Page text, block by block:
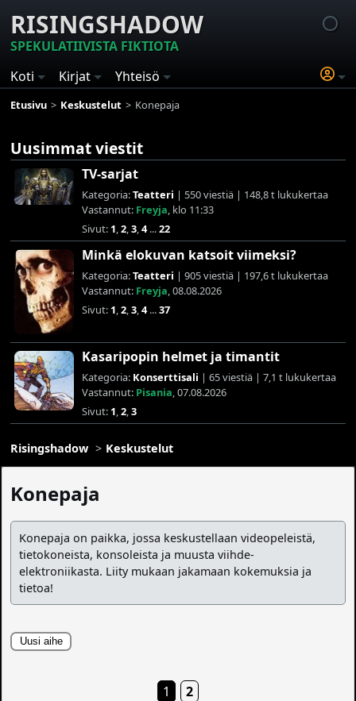
RISINGSHADOW
SPEKULATIIVISTA FIKTIOTA
Koti
Kirjat Yhteisö
Etusivu Keskustelut Konepaja
Uusimmat viestit
TV-sarjat
Kategoria:Teatteri | 550 viestiä | 148,8 t lukukertaa
Vastannut: Freyja , klo 11:33
Sivut: 1 ,2 ,3 ,4...22
Minkä elokuvan katsoit viimeksi?
Kategoria:Teatteri | 905 viestiä | 197,6 t lukukertaa
Vastannut: Freyja , 08.08.2026
Sivut: 1 ,2 ,3 ,4...37
Kasaripopin helmet ja timantit
Kategoria: Konserttisali | 65 viestiä | 7,1 t lukukertaa
Vastannut: Pisania, 07.08.2026
Sivut: 1,2,3
Risingshadow Keskustelut
Konepaja
Konepaja on paikka, jossa keskustellaan videopeleistä,
tietokoneista, konsoleista ja muusta viihde-
elektroniikasta. Liity mukaan jakamaan kokemuksia ja
tietoa!
Uusi aihe
1 2